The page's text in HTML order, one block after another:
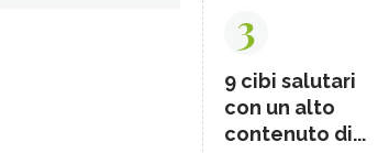
3
9 cibi salutari
con un alto
contenuto di...